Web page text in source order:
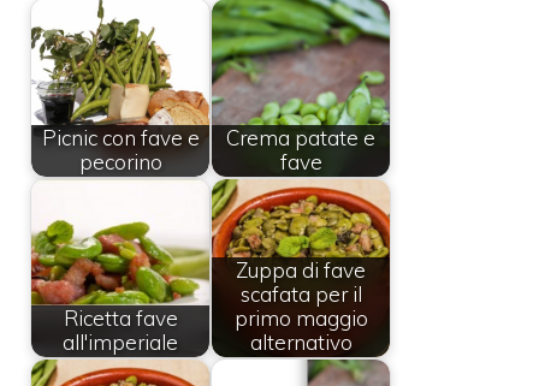
Picnic con fave e
pecorino
Crema patate e
fave
Ricetta fave
all'imperiale
Zuppa di fave
scafata per il
primo maggio
alternativo